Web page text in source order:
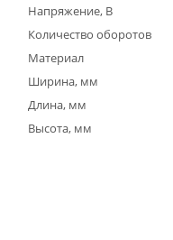
Напряжение, В
Количество оборотов
Материал
Ширина, мм
Длина, мм
Высота, мм